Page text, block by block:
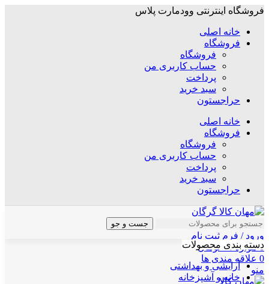
فروشگاه اینترنتی وودمارت پلاس
خانه اصلی
فروشگاه
فروشگاه
حساب کاربری من
پرداخت
سبد خرید
حراجستون
خانه اصلی
فروشگاه
فروشگاه
حساب کاربری من
پرداخت
سبد خرید
حراجستون
جست و جو
ورود / فرم ثبت نام
0 موارد / ۰ تومان
0 علاقه مندی ها
منو
دسته بندی محصولات
آرایشی و بهداشتی
خانه و آشپزخانه